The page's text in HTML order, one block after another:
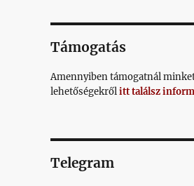
Támogatás
Amennyiben támogatnál
lehetőségekrőlitt találsz
Telegram